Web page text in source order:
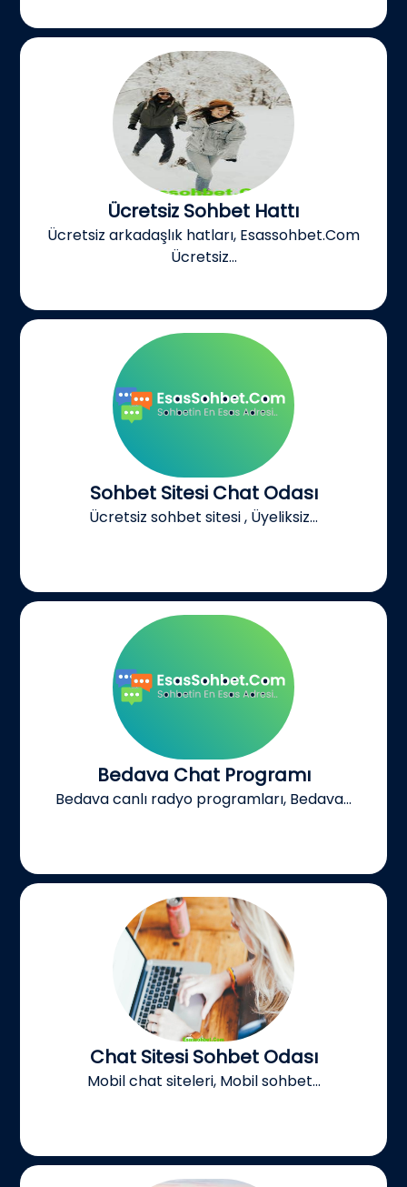
Ücretsiz Sohbet Hattı
Ücretsiz arkadaşlık hatları, Esassohbet.Com
Ücretsiz...
Sohbet Sitesi Chat Odası
Ücretsiz sohbet sitesi , Üyeliksiz...
Bedava Chat Programı
Bedava canlı radyo programları, Bedava...
Chat Sitesi Sohbet Odası
Mobil chat siteleri, Mobil sohbet...